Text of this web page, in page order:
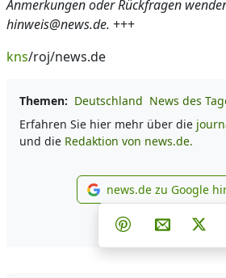
Anmerkungen oder Rückfragen
hinweis@news.de. +++
kns/roj/news.de
Themen: Deutschland News des
Erfahren Sie hier mehr über die
und die Redaktion von news.de.
news.de zu Google
Teilen aufTeilen
Teilen auf
Per E-